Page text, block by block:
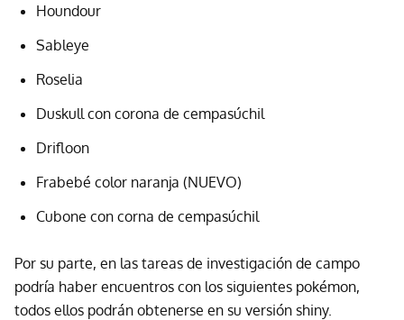
Houndour
Sableye
Roselia
Duskull con corona de cempasúchil
Drifloon
Frabebé color naranja (NUEVO)
Cubone con corna de cempasúchil
Por su parte, en las tareas de investigación de campo
podría haber encuentros con los siguientes pokémon,
todos ellos podrán obtenerse en su versión shiny.